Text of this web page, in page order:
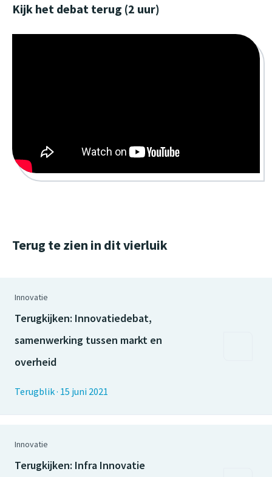
Kijk het debat terug (2 uur)
Terug te zien in dit vierluik
Innovatie
Terugkijken: Innovatiedebat,
samenwerking tussen markt en
overheid
Terugblik· 15 juni 2021
Innovatie
Terugkijken: Infra Innovatie